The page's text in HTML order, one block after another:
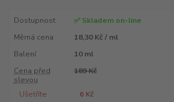
Dostupnost
✅ Skladem on-line
Měrná cena
18,30 Kč / ml
Balení
10 ml
Cena před
slevou
189 Kč
Ušetříte 6 Kč